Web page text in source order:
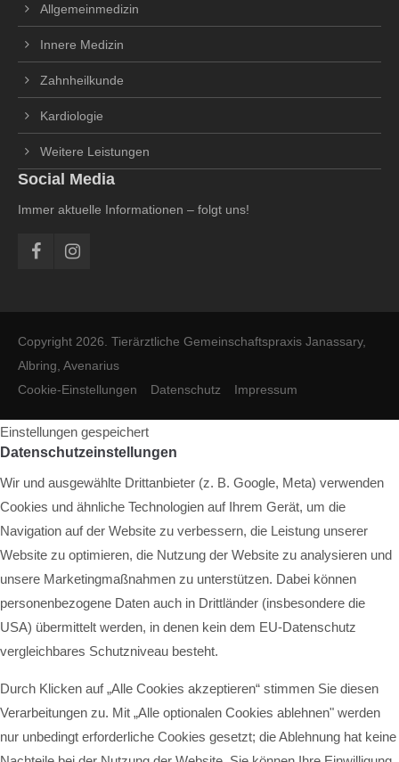
Allgemeinmedizin
Innere Medizin
Zahnheilkunde
Kardiologie
Weitere Leistungen
Social Media
Immer aktuelle Informationen – folgt uns!
Copyright 2026. Tierärztliche Gemeinschaftspraxis Janassary,
Albring, Avenarius
Cookie-Einstellungen
Datenschutz Impressum
Einstellungen gespeichert
Datenschutzeinstellungen
Wir und ausgewählte Drittanbieter (z. B. Google, Meta) verwenden
Cookies und ähnliche Technologien auf Ihrem Gerät, um die
Navigation auf der Website zu verbessern, die Leistung unserer
Website zu optimieren, die Nutzung der Website zu analysieren und
unsere Marketingmaßnahmen zu unterstützen. Dabei können
personenbezogene Daten auch in Drittländer (insbesondere die
USA) übermittelt werden, in denen kein dem EU-Datenschutz
vergleichbares Schutzniveau besteht.
Durch Klicken auf „Alle Cookies akzeptieren“ stimmen Sie diesen
Verarbeitungen zu. Mit „Alle optionalen Cookies ablehnen" werden
nur unbedingt erforderliche Cookies gesetzt; die Ablehnung hat keine